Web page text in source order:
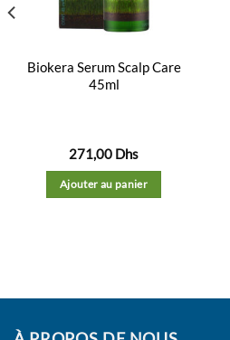
Biokera Serum Scalp Care
45ml
271,00 Dhs
Ajouter au panier